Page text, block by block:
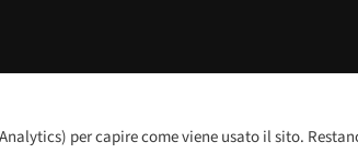
per capire come viene usato il sito.